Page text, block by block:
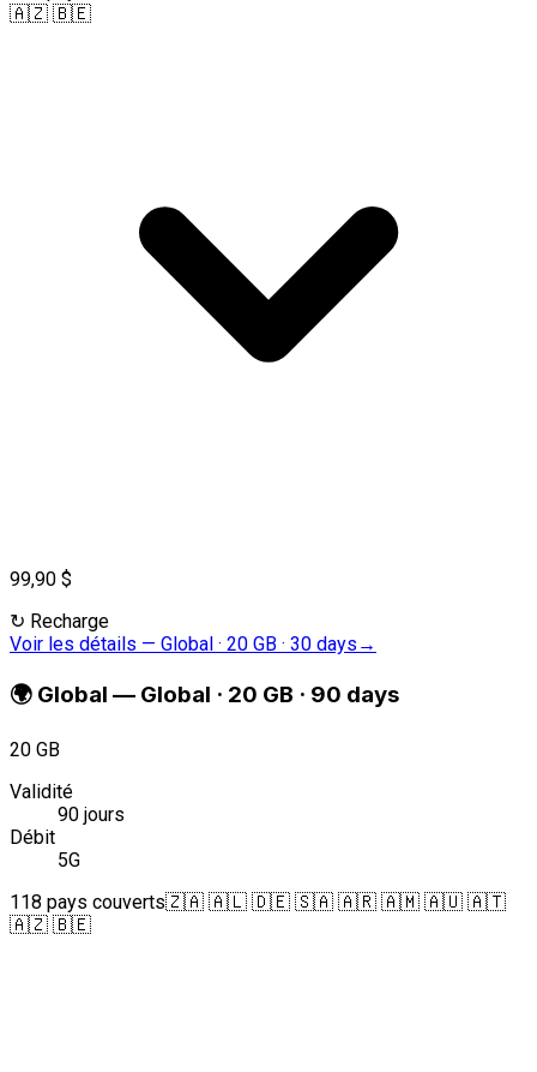
🇦🇿 🇧🇪
99,90 $
↻ Recharge
Voir les détails — Global · 20 GB · 30 days →
🌍 Global — Global · 20 GB · 90 days
20 GB
Validité
90 jours
Débit
5G
118 pays couverts🇿🇦 🇦🇱 🇩🇪 🇸🇦 🇦🇷 🇦🇲 🇦🇺 🇦🇹
🇦🇿 🇧🇪